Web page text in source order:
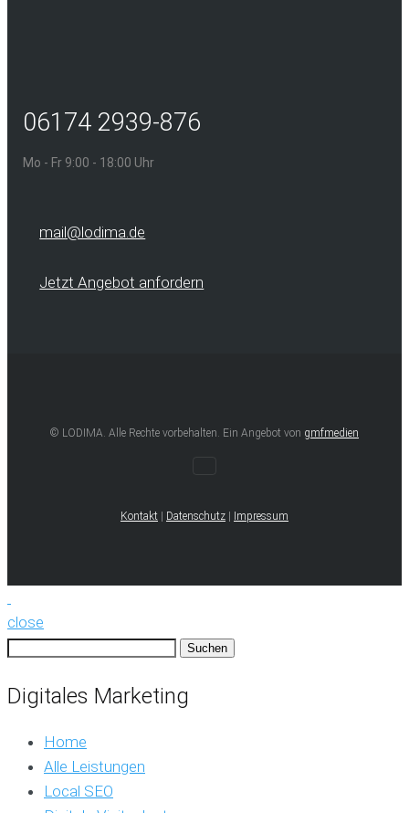
06174 2939-876
Mo - Fr 9:00 - 18:00 Uhr
mail@lodima.de
Jetzt Angebot anfordern
© LODIMA. Alle Rechte vorbehalten. Ein Angebot von gmfmedien
Kontakt Datenschutz Impressum
close
Suchen
Digitales Marketing
Home
Alle Leistungen
Local SEO